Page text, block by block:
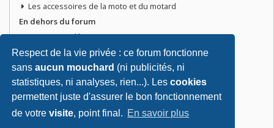
Respect de la vie privée : ce forum fonctionne
sansaucun mouchard (ni publicités, ni
statistiques, ni analyses, rien...). Lescookies
permettent juste d'assurer le bon fonctionnement
de votrevisite, point final. En savoir plus
Les accessoires de la moto et du motard
En dehors du forum
Discussions libres
Petites annonces
Vends ta moto
Vends pièces ou équipements / accessoires du motard
Recherche moto ou pièces
Tout doit disparaitre !